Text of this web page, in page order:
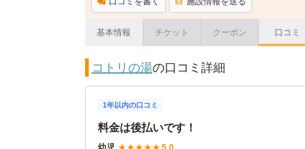
基本情報 チケット クーポン 口コミ
コトリの湯の口コミ詳細
1年以内の口コミ
料金は後払いです！